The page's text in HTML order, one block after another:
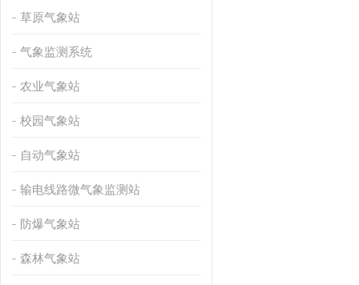
草原气象站
气象监测系统
农业气象站
校园气象站
自动气象站
输电线路微气象监测站
防爆气象站
森林气象站